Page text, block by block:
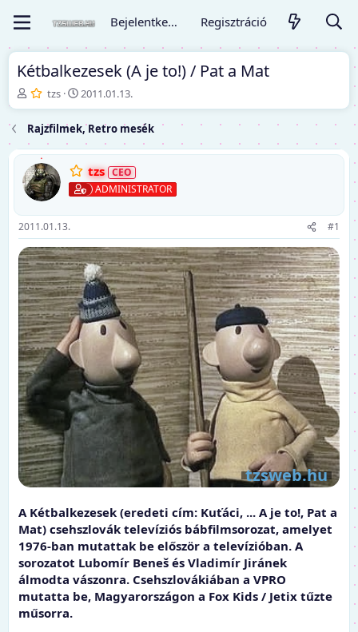
Bejelentkezés Regisztráció
Kétbalkezesek (A je to!) / Pat a Mat
T
é
m
a
i
n
d
í
ó
tzs
K
e
d
ő
á
t
2011.01.13.
Rajzfilmek, Retro mesék
tzs
ADMINISTRATOR
2011.01.13. #1
A Kétbalkezesek (eredeti cím: Kuťáci, ... A je to!, Pat a
Mat) csehszlovák televíziós bábfilmsorozat, amelyet
1976-ban mutattak be először a televízióban. A
sorozatot Lubomír Beneš és Vladimír Jiránek
álmodta vászonra. Csehszlovákiában a VPRO
mutatta be, Magyarországon a Fox Kids / Jetix tűzte
műsorra.